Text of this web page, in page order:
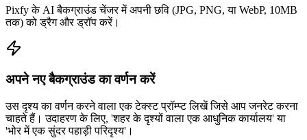
Pixfy के AI बैकग्राउंड चेंजर में अपनी छवि (JPG, PNG, या WebP, 10MB
तक) को ड्रैग और ड्रॉप करें।
अपने नए बैकग्राउंड का वर्णन करें
उस दृश्य का वर्णन करने वाला एक टेक्स्ट प्रॉम्प्ट लिखें जिसे आप जनरेट करना
चाहते हैं। उदाहरण के लिए, 'शहर के दृश्यों वाला एक आधुनिक कार्यालय' या
'भोर में एक सुंदर पहाड़ी परिदृश्य'।